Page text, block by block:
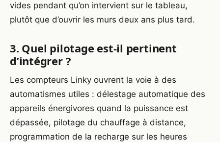
vides pendant qu’on intervient sur le tableau,
plutôt que d’ouvrir les murs deux ans plus tard.
3. Quel pilotage est-il pertinent
d’intégrer ?
Les compteurs Linky ouvrent la voie à des
automatismes utiles : délestage automatique des
appareils énergivores quand la puissance est
dépassée, pilotage du chauffage à distance,
programmation de la recharge sur les heures